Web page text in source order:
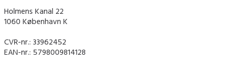
Holmens Kanal 22
1060 København K
CVR-nr.: 33962452
EAN-nr.: 5798009814128